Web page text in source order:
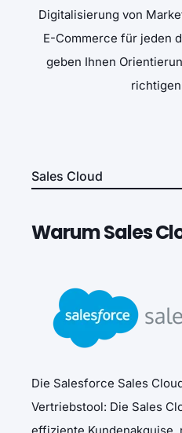
Digitalisierung von
E-Commerce für jeden
geben Ihnen
Warum Sales
Die Salesforce Sales
Vertriebstool: Die Sales